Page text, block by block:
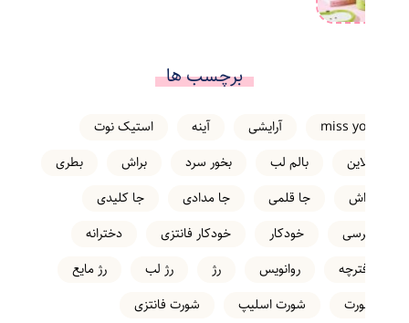
برچسب ها
miss you آرایشی آینه
استیک نوت
انلاین
بالم لب بخور سرد براش
بطری
تراش
جا قلمی جا مدادی
جا کلیدی
خرسی
خودکار خودکار فانتزی
دخترانه
دفترچه
روانویس رژ رژ لب
رژ مایع
شورت
شورت اسلیپ
شورت فانتزی